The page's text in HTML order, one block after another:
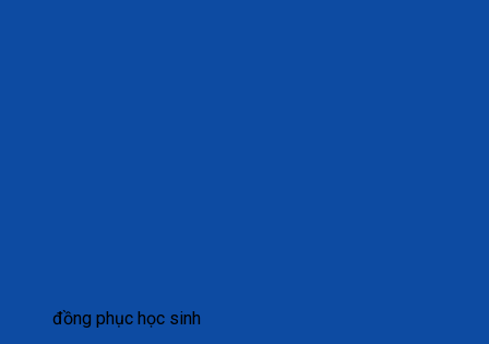
đồng phục học sinh